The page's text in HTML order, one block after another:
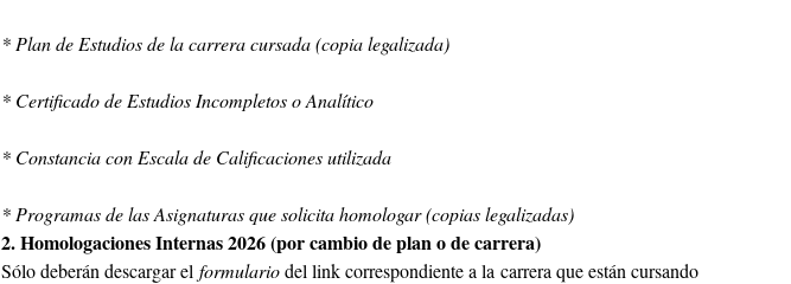
* Plan de Estudios de la carrera cursada (copia legalizada)
* Certificado de Estudios Incompletos o Analítico
* Constancia con Escala de Calificaciones utilizada
* Programas de las Asignaturas que solicita homologar (copias legalizadas)
2. Homologaciones Internas 2026 (por cambio de plan o de carrera)
Sólo deberán descargar el formulariodel link correspondiente a la carrera que están cursando